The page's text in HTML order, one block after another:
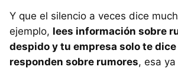
Y que el silencio a veces dice
ejemplo, lees información sobre
despido y tu empresa solo te dice
responden sobre rumores, esa